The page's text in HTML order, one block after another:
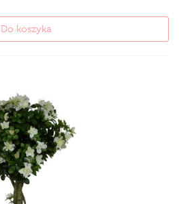
Do koszyka